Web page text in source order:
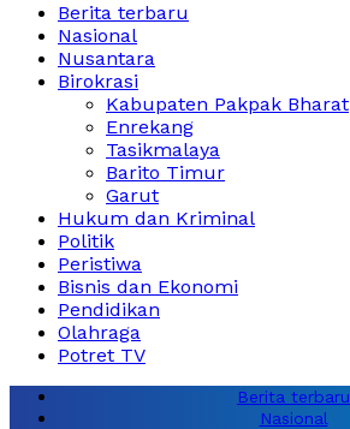
Berita terbaru
Nasional
Nusantara
Birokrasi
Kabupaten Pakpak Bharat
Enrekang
Tasikmalaya
Barito Timur
Garut
Hukum dan Kriminal
Politik
Peristiwa
Bisnis dan Ekonomi
Pendidikan
Olahraga
Potret TV
Berita terbaru
Nasional